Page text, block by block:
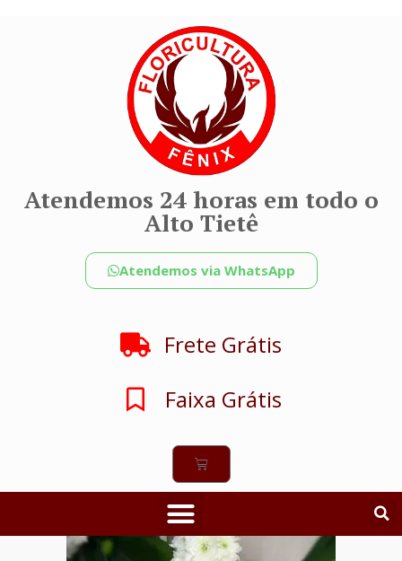
Atendemos 24 horas em todo o
Alto Tietê
Atendemos via WhatsApp
Frete Grátis
Faixa Grátis